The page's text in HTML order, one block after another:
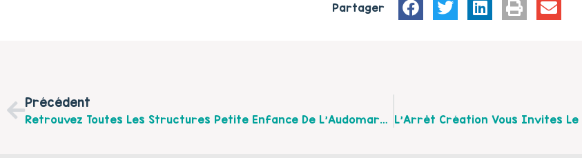
Partager
Précédent
Retrouvez Toutes Les Structures Petite Enfance De L’Audomarois Dans Le Guide De La CAPSO